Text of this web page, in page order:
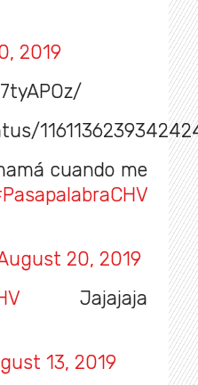
2019
cuando me
20, 2019
Jajajaja
13, 2019